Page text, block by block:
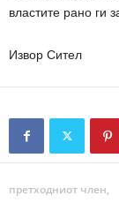
властите рано ги
Извор Сител
претходниот член,